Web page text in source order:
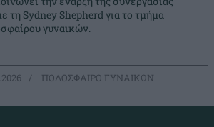
τη Sydney Shepherd για το τμήμα
γυναικών.
ΠΟΔΟΣΦΑΙΡΟ ΓΥΝΑΙΚΩΝ